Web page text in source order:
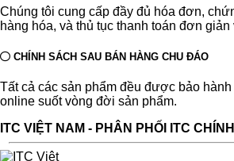
Chúng tôi cung cấp đầy đủ hóa đơn,
hàng hóa, và thủ tục thanh toán đơn
CHÍNH SÁCH SAU BÁN HÀNG CHU ĐÁO
Tất cả các sản phẩm đều được bảo
online suốt vòng đời sản phẩm.
ITC VIỆT NAM - PHÂN PHỐI ITC